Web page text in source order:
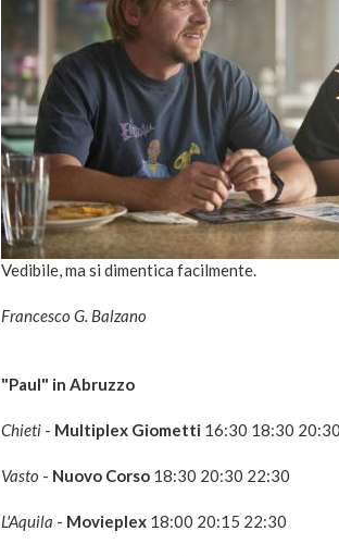
Vedibile, ma si dimentica facilmente.
Francesco G. Balzano
"Paul" in Abruzzo
Chieti - Multiplex Giometti 16:30 18:30
Vasto - Nuovo Corso 18:30 20:30 22:30
L'Aquila - Movieplex 18:00 20:15 22:30